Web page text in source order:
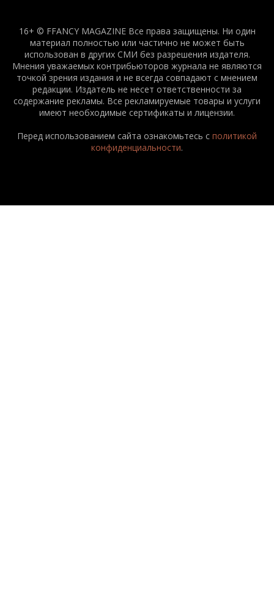
16+ © FFANCY MAGAZINE Все права защищены. Ни один
материал полностью или частично не может быть
использован в других СМИ без разрешения издателя.
Мнения уважаемых контрибьюторов журнала не являются
точкой зрения издания и не всегда совпадают с мнением
редакции. Издатель не несет ответственности за
содержание рекламы. Все рекламируемые товары и услуги
имеют необходимые сертификаты и лицензии.
Перед использованием сайта ознакомьтесь с политикой
конфиденциальности.